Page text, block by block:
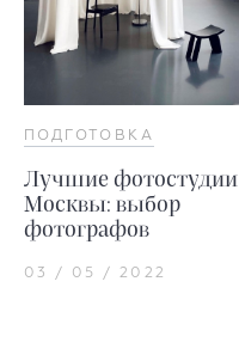
ПОДГОТОВКА
Лучшие фотостудии
Москвы: выбор
фотографов
03 / 05 / 2022